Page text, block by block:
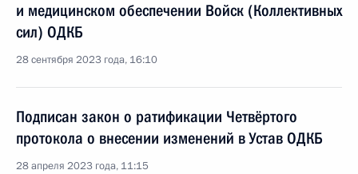
и медицинском обеспечении Войск (Коллективных
сил) ОДКБ
28 сентября 2023 года, 16:10
Подписан закон о ратификации Четвёртого
протокола о внесении изменений в Устав ОДКБ
28 апреля 2023 года, 11:15